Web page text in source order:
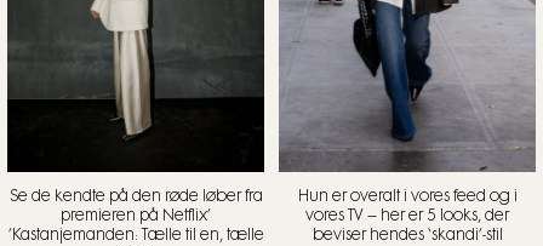
Se de kendte på den røde løber fra
premieren på Netflix’
’Kastanjemanden: Tælle til en, tælle
Hun er overalt i vores feed og i
vores TV – her er 5 looks, der
beviser hendes ‘skandi’-stil